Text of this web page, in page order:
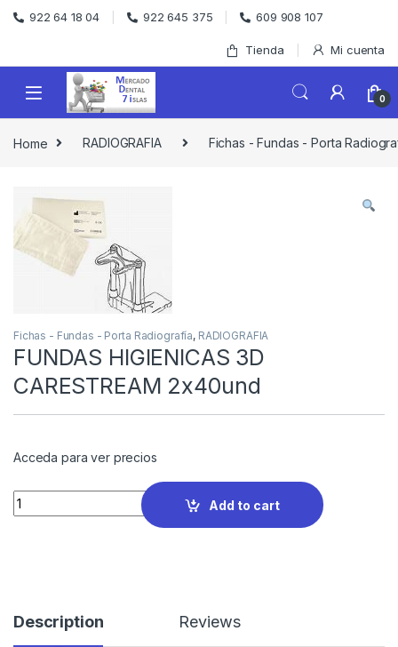
Skip to navigation
Skip to content
922 64 18 04 922 645 375 609 908 107
Tienda Mi cuenta
0
Home RADIOGRAFIA Fichas - Fundas - Porta
Fichas - Fundas - Porta Radiografía, RADIOGRAFIA
FUNDAS HIGIENICAS 3D
CARESTREAM 2x40und
Acceda para ver precios
Quantity
Add to cart
Description Reviews